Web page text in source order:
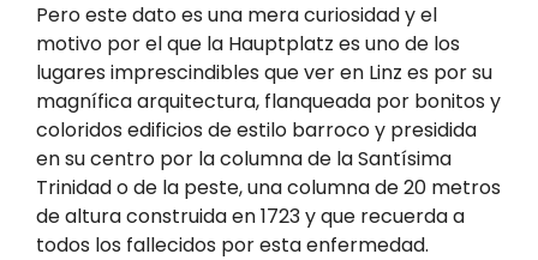
Pero este dato es una mera curiosidad y el
motivo por el que la Hauptplatz es uno de los
lugares imprescindibles que ver en Linz es por su
magnífica arquitectura, flanqueada por bonitos y
coloridos edificios de estilo barroco y presidida
en su centro por la columna de la Santísima
Trinidad o de la peste, una columna de 20 metros
de altura construida en 1723 y que recuerda a
todos los fallecidos por esta enfermedad.